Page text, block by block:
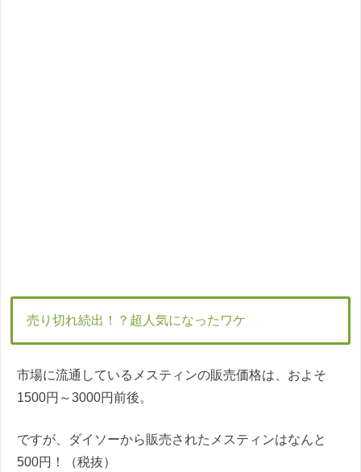
売り切れ続出！？超人気になったワケ
市場に流通しているメスティンの販売価格は、およそ
1500円～3000円前後。
ですが、ダイソーから販売されたメスティンはなんと
500円！（税抜）